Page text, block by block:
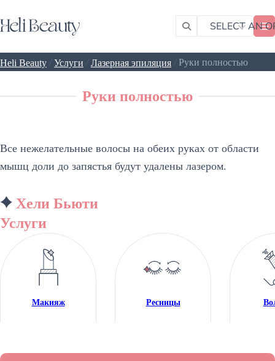
SELECT AN
Heli Beauty / Услуги / Лазерная эпиляция / Руки полностью
Руки полностью
Все нежелательные волосы на обеих руках от области
мышц доли до запястья будут удалены лазером.
Хели Бьюти
Услуги
Макияж Ресницы